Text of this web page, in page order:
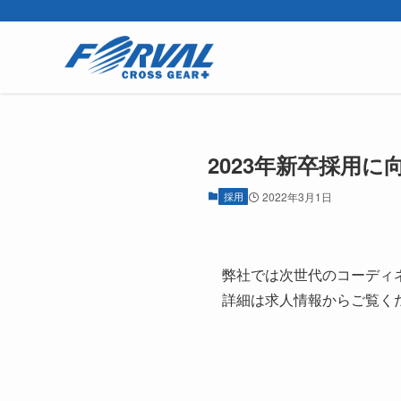
2023年新卒採用に
採用 2022年3月1日
弊社では次世代のコーディ
詳細は求人情報からご覧く